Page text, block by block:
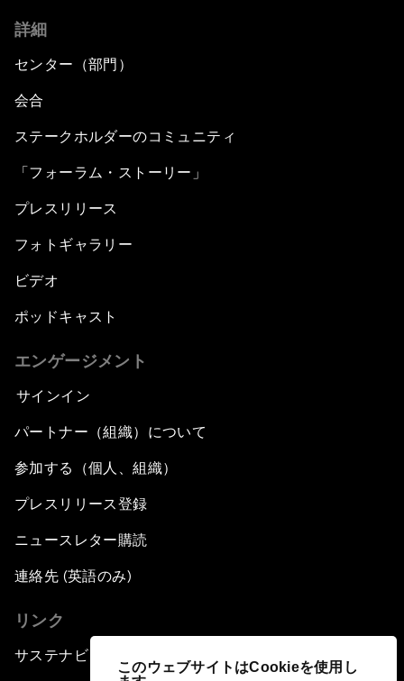
このウェブサイトはCookieを使用し
詳細
センター（部門）
会合
ステークホルダーのコミュニティ
「フォーラム・ストーリー」
プレスリリース
フォトギャラリー
ビデオ
ポッドキャスト
エンゲージメント
サインイン
パートナー（組織）について
参加する（個人、組織）
プレスリリース登録
ニュースレター購読
連絡先 (英語のみ)
リンク
サステナビリティへの取り組み